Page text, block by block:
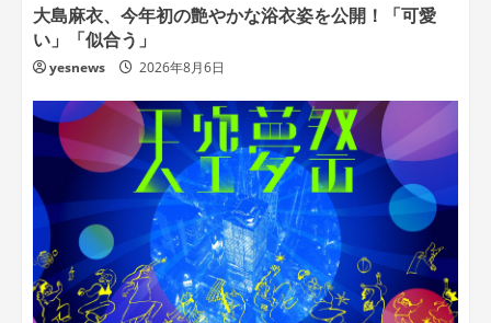
大島麻衣、今年初の艶やかな浴衣姿を公開！「可愛
い」「似合う」
yesnews 2026年8月6日